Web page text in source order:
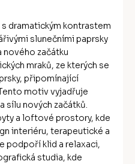
dramatickým kontrastem
slunečními paprsky
nového začátku
mraků, ze kterých se
připomínající
motiv vyjadřuje
sílu nových začátků.
a loftové prostory, kde
interiéru, terapeutické a
podpoří klid a relaxaci,
studia, kde